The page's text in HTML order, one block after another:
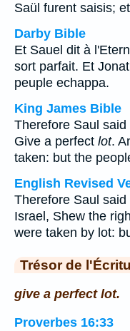
Saül furent saisis;
Darby Bible
Et Sauel dit à
sort parfait. Et
peuple echappa.
King James Bible
Therefore Saul
Give a perfect lot.
taken: but the
English Revised
Therefore Saul
Israel, Shew the
were taken by lot:
Trésor de
give a perfect lot.
Proverbes 16:33